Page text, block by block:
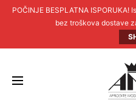
POČINJE BESPLATNA
bez troškova dostave